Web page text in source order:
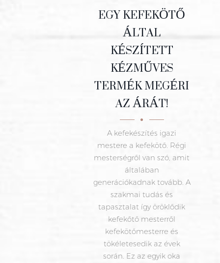
EGY KEFEKÖTŐ
ÁLTAL
KÉSZÍTETT
KÉZMŰVES
TERMÉK MEGÉRI
AZ ÁRÁT!
A kefekészítés igazi
mestere a kefekötő. Régi
mesterségről van szó, amit
általában
generációkadnak tovább. A
szakmai tudás és
tapasztalat így öröklődik
kefekőtő mesterről
kefekötőmesterre és
tökéletesedik az évek
során. Ez az egyik oka